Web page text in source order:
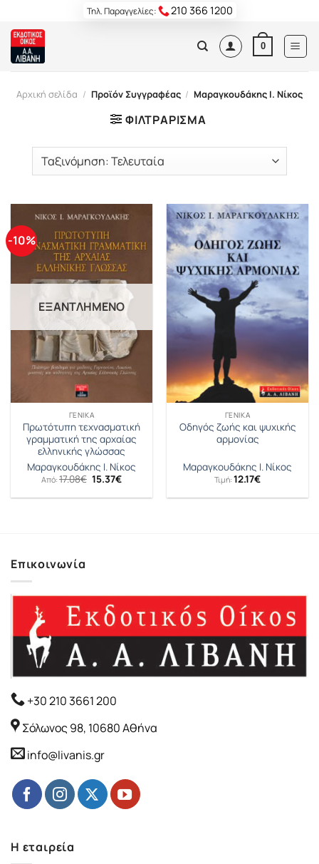
content
Τηλ. Παραγγελίες: 210 366 1200
0
Αρχική σελίδα / Προϊόν Συγγραφέας / Μαραγκουδάκης Ι. Νίκος
ΦΙΛΤΡΆΡΙΣΜΑ
-10%
ΕΞΑΝΤΛΗΜΈΝΟ
ΓΕΝΙΚΆ
Πρωτότυπη τεχνασματική
γραμματική της αρχαίας
ελληνικής γλώσσας
Μαραγκουδάκης Ι. Νίκος
Από: 17.08€ Original
price
was:
15.37€Η
τιμή
ΓΕΝΙΚΆ
Οδηγός ζωής και ψυχικής
αρμονίας
Μαραγκουδάκης Ι. Νίκος
Τιμή: 12.17€
Επικοινωνία
+30 210 3661 200
Σόλωνος 98, 10680 Αθήνα
info@livanis.gr
Η εταιρεία